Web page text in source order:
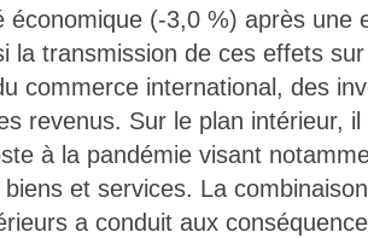
économique (-3,0 %) après une
la transmission de ces effets sur
commerce international, des
revenus. Sur le plan intérieur,
à la pandémie visant
biens et services. La
a conduit aux